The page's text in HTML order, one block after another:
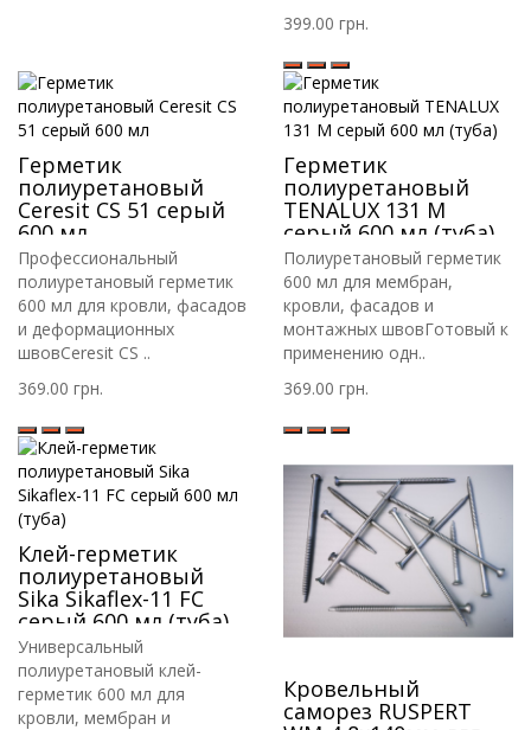
399.00 грн.
Герметик
полиуретановый
Ceresit CS 51 серый
600 мл
Профессиональный
полиуретановый герметик
600 мл для кровли, фасадов
и деформационных
швовCeresit CS ..
369.00 грн.
Герметик
полиуретановый
TENALUX 131 M
серый 600 мл (туба)
Полиуретановый герметик
600 мл для мембран,
кровли, фасадов и
монтажных швовГотовый к
применению одн..
369.00 грн.
Клей-герметик
полиуретановый
Sika Sikaflex-11 FC
серый 600 мл (туба)
Универсальный
полиуретановый клей-
герметик 600 мл для
кровли, мембран и
Кровельный
саморез RUSPERT